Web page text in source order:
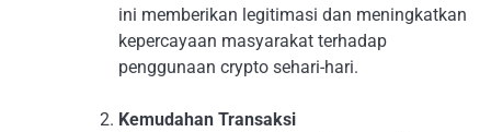
ini memberikan legitimasi dan meningkatkan
kepercayaan masyarakat terhadap
penggunaan crypto sehari-hari.
Kemudahan Transaksi